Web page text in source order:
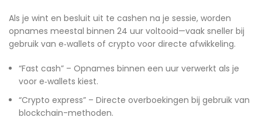
Als je wint en besluit uit te cashen na je sessie, worden
opnames meestal binnen 24 uur voltooid—vaak sneller bij
gebruik van e‑wallets of crypto voor directe afwikkeling.
“Fast cash” – Opnames binnen een uur verwerkt als je
voor e‑wallets kiest.
“Crypto express” – Directe overboekingen bij gebruik van
blockchain-methoden.